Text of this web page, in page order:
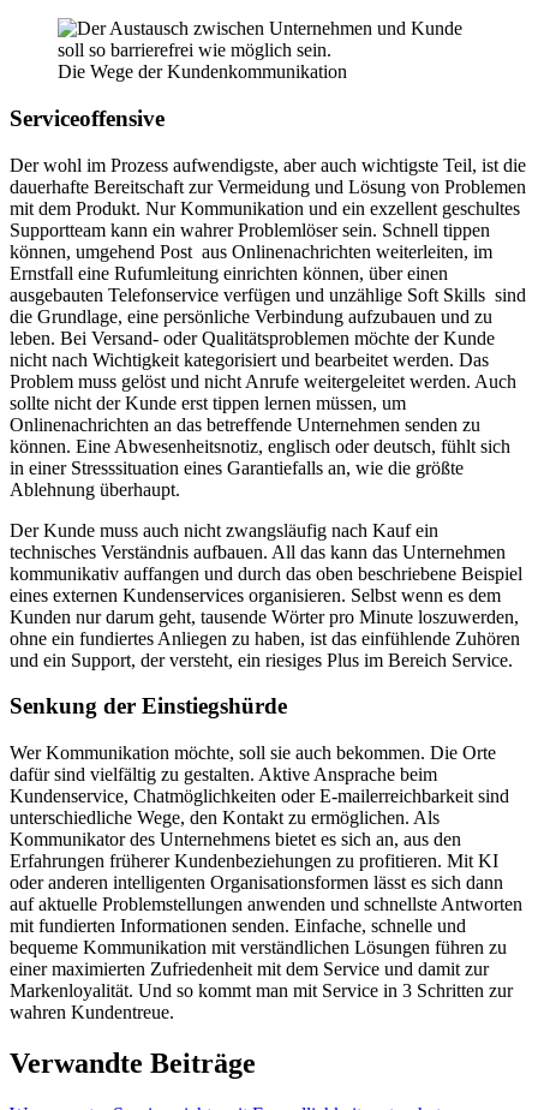
Die Wege der Kundenkommunikation
Serviceoffensive
Der wohl im Prozess aufwendigste, aber auch wichtigste Teil, ist die
dauerhafte Bereitschaft zur Vermeidung und Lösung von Problemen
mit dem Produkt. Nur Kommunikation und ein exzellent geschultes
Supportteam kann ein wahrer Problemlöser sein. Schnell tippen
können, umgehend Post aus Onlinenachrichten weiterleiten, im
Ernstfall eine Rufumleitung einrichten können, über einen
ausgebauten Telefonservice verfügen und unzählige Soft Skills sind
die Grundlage, eine persönliche Verbindung aufzubauen und zu
leben. Bei Versand- oder Qualitätsproblemen möchte der Kunde
nicht nach Wichtigkeit kategorisiert und bearbeitet werden. Das
Problem muss gelöst und nicht Anrufe weitergeleitet werden. Auch
sollte nicht der Kunde erst tippen lernen müssen, um
Onlinenachrichten an das betreffende Unternehmen senden zu
können. Eine Abwesenheitsnotiz, englisch oder deutsch, fühlt sich
in einer Stresssituation eines Garantiefalls an, wie die größte
Ablehnung überhaupt.
Der Kunde muss auch nicht zwangsläufig nach Kauf ein
technisches Verständnis aufbauen. All das kann das Unternehmen
kommunikativ auffangen und durch das oben beschriebene Beispiel
eines externen Kundenservices organisieren. Selbst wenn es dem
Kunden nur darum geht, tausende Wörter pro Minute loszuwerden,
ohne ein fundiertes Anliegen zu haben, ist das einfühlende Zuhören
und ein Support, der versteht, ein riesiges Plus im Bereich Service.
Senkung der Einstiegshürde
Wer Kommunikation möchte, soll sie auch bekommen. Die Orte
dafür sind vielfältig zu gestalten. Aktive Ansprache beim
Kundenservice, Chatmöglichkeiten oder E-mailerreichbarkeit sind
unterschiedliche Wege, den Kontakt zu ermöglichen. Als
Kommunikator des Unternehmens bietet es sich an, aus den
Erfahrungen früherer Kundenbeziehungen zu profitieren. Mit KI
oder anderen intelligenten Organisationsformen lässt es sich dann
auf aktuelle Problemstellungen anwenden und schnellste Antworten
mit fundierten Informationen senden. Einfache, schnelle und
bequeme Kommunikation mit verständlichen Lösungen führen zu
einer maximierten Zufriedenheit mit dem Service und damit zur
Markenloyalität. Und so kommt man mit Service in 3 Schritten zur
wahren Kundentreue.
Verwandte Beiträge